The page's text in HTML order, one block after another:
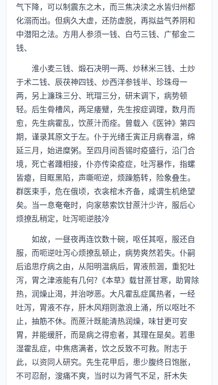
气下降，可以制震东之木，而三焦决渎之水皆归州都
化溺而出。但病久大虚，还防虚脱，再拟益气养阴和
中潜阳之法。方用人参须一钱、白芍三钱、广郁金二
钱、
淮小麦三钱、煅石决明一两、炒秫米三钱、土炒
于术二钱、辰茯神四钱、炒西洋参钱半、珍珠母一
两，另上濂珠三分、玳瑁三分，研末调下，病势顿
轻。后生骨槽风，两足痿躄，先生按症调理，数月而
愈，先生病霍乱，饮蔗汁而痊。曾载入《医钟》第四
期，谨录其原文于左。仆于光绪壬寅正月病春温，绵
延三月，始进糜粥。至四月间吾锡时疫盛行，沿门合
境，死亡者踵相接，仆亦传染疫症，吐泻暴作，指螺
皆瘪，目眶黑陷，声嘶呃逆，烦躁筋转，险象叠生。
群医束手，危在俄顷，衣衾棺木齐备，咸谓生机绝望
矣。当一息奄奄时，向家慈索饮甘蔗汁少许，服后心
烦撩乱稍定，吐泻呃逆肢冷
如故，一昼夜再连饮数十碗，呕任其呕，服还自
服，而呃逆吐泻心烦撩乱顿止，病势爽然若失。仆嗣
后追思疗病之由，从阳明温病后，胃液煎涸，重犯吐
泻，胃之津液能有几何?《本草》载甘蔗甘寒，助胃除
热，润燥止渴，并治哕恶。大凡霍乱症属热者，一经
吐泻，胃液不存，肝木风翔则激浪上涌，所以呕吐不
止，抽筋不休。而蔗汁既能清热润燥，味甘更可安
胃，并能缓肝，而是病之得愈者，其理在是矣。若患
湿霍乱症，中焦痞满者，饮之反致不可救。附志于
此，以资同人研究。先生花甲后，患少腹终日饱胀，
不可忍耐，溲痛不爽，当时以为肾气不足，肝木失